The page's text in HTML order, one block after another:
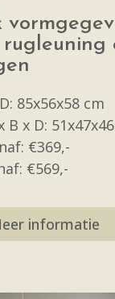
85x56x58 cm
x D:
€369,-
€569,-
informatie